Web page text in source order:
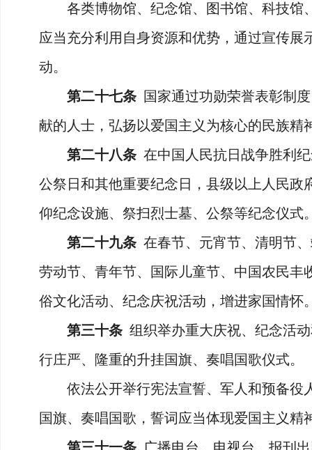
各类博物馆、纪念馆、图书馆、科技馆
应当充分利用自身资源和优势，通过宣传
动。
第二十七条 国家通过功勋荣誉表彰制
献的人士，弘扬以爱国主义为核心的民族精
第二十八条 在中国人民抗日战争胜利
公祭日和其他重要纪念日，县级以上人民
仰纪念设施、祭扫烈士墓、公祭等纪念仪式
第二十九条 在春节、元宵节、清明节
劳动节、青年节、国际儿童节、中国农民
俗文化活动、纪念庆祝活动，增进家国情怀
第三十条 组织举办重大庆祝、纪念活
行庄严、隆重的升挂国旗、奏唱国歌仪式。
依法公开举行宪法宣誓、军人和预备役
国旗、奏唱国歌，誓词应当体现爱国主义精